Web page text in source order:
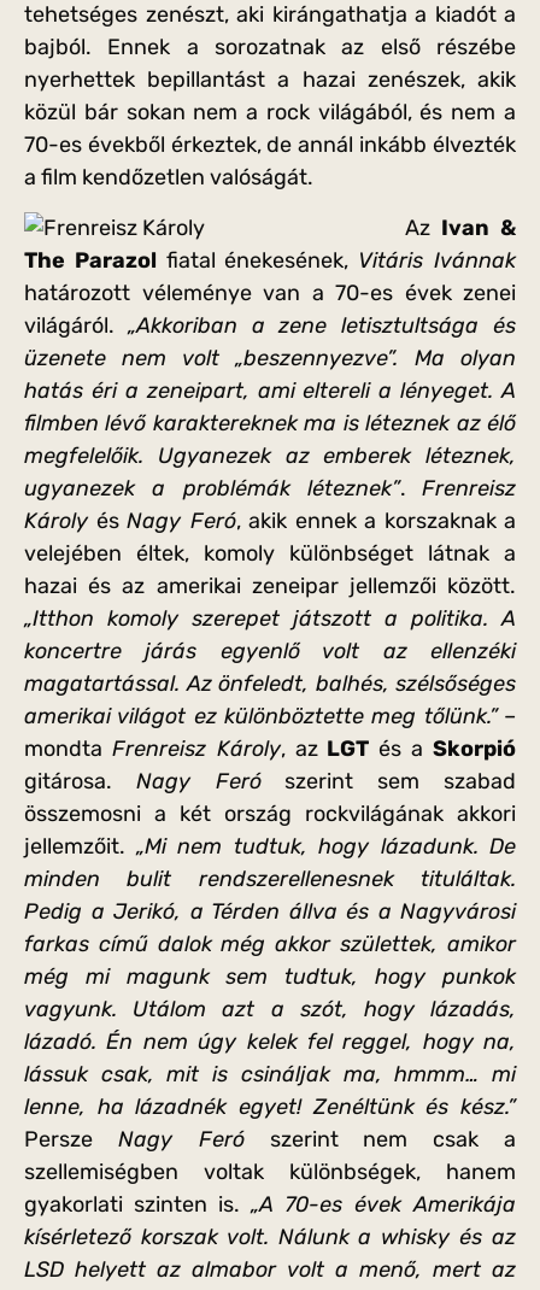
tehetséges zenészt, aki kirángathatja a kiadót a
bajból. Ennek a sorozatnak az első részébe
nyerhettek bepillantást a hazai zenészek, akik
közül bár sokan nem a rock világából, és nem a
70-es évekből érkeztek, de annál inkább élvezték
a film kendőzetlen valóságát.
Az Ivan &
The Parazol fiatal énekesének, Vitáris Ivánnak
határozott véleménye van a 70-es évek zenei
világáról. „Akkoriban a zene letisztultsága és
üzenete nem volt „beszennyezve”. Ma olyan
hatás éri a zeneipart, ami eltereli a lényeget. A
filmben lévő karaktereknek ma is léteznek az élő
megfelelőik. Ugyanezek az emberek léteznek,
ugyanezek a problémák léteznek”. Frenreisz
Károly és Nagy Feró, akik ennek a korszaknak a
velejében éltek, komoly különbséget látnak a
hazai és az amerikai zeneipar jellemzői között.
„Itthon komoly szerepet játszott a politika. A
koncertre járás egyenlő volt az ellenzéki
magatartással. Az önfeledt, balhés, szélsőséges
amerikai világot ez különböztette meg tőlünk.”–
mondta Frenreisz Károly, az LGT és aSkorpió
gitárosa. Nagy Ferószerint sem szabad
összemosni a két ország rockvilágának akkori
jellemzőit. „Mi nem tudtuk, hogy lázadunk. De
minden bulit rendszerellenesnek tituláltak.
Pedig a Jerikó, a Térden állva és a Nagyvárosi
farkas című dalok még akkor születtek, amikor
még mi magunk sem tudtuk, hogy punkok
vagyunk. Utálom azt a szót, hogy lázadás,
lázadó. Én nem úgy kelek fel reggel, hogy na,
lássuk csak, mit is csináljak ma, hmmm… mi
lenne, ha lázadnék egyet! Zenéltünk és kész.”
Persze Nagy Ferószerint nem csak a
szellemiségben voltak különbségek, hanem
gyakorlati szinten is. „A 70-es évek Amerikája
kísérletező korszak volt. Nálunk a whisky és az
LSD helyett az almabor volt a menő, mert az